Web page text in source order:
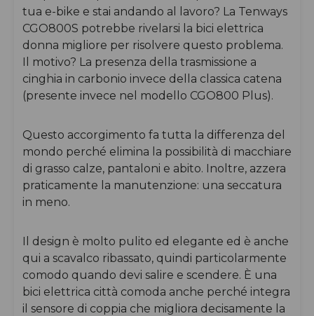
tua e-bike e stai andando al lavoro? La Tenways
CGO800S potrebbe rivelarsi la bici elettrica
donna migliore per risolvere questo problema.
Il motivo? La presenza della trasmissione a
cinghia in carbonio invece della classica catena
(presente invece nel modello CGO800 Plus).
Questo accorgimento fa tutta la differenza del
mondo perché elimina la possibilità di macchiare
di grasso calze, pantaloni e abito. Inoltre, azzera
praticamente la manutenzione: una seccatura
in meno.
Il design è molto pulito ed elegante ed è anche
qui a scavalco ribassato, quindi particolarmente
comodo quando devi salire e scendere. È una
bici elettrica città comoda anche perché integra
il sensore di coppia che migliora decisamente la